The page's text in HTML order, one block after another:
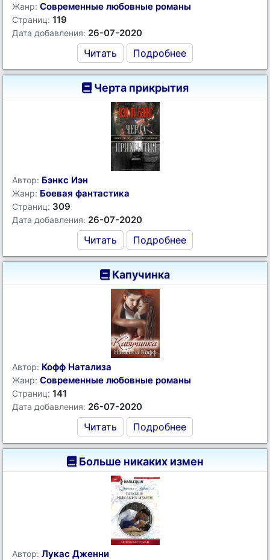
Жанр: Современные любовные романы
Страниц: 119
Дата добавления: 26-07-2020
Читать Подробнее
Черта прикрытия
Автор: Бэнкс Иэн
Жанр: Боевая фантастика
Страниц: 309
Дата добавления: 26-07-2020
Читать Подробнее
Капучинка
Автор: Кофф Натализа
Жанр: Современные любовные романы
Страниц: 141
Дата добавления: 26-07-2020
Читать Подробнее
Больше никаких измен
Автор: Лукас Дженни